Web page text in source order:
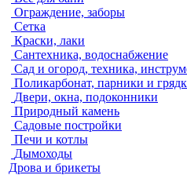
Ограждение, заборы
Сетка
Краски, лаки
Сантехника, водоснабжение
Сад и огород, техника,
Поликарбонат, парники и
Двери, окна, подоконники
Природный камень
Садовые постройки
Печи и котлы
Дымоходы
Дрова и брикеты